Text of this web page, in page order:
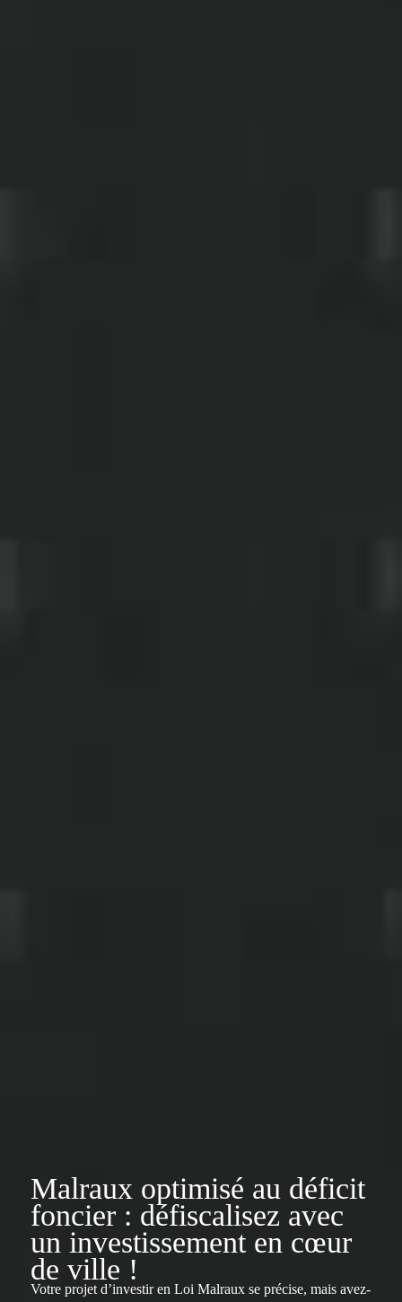
Malraux optimisé au déficit
foncier : défiscalisez avec
un investissement en cœur
de ville !
Votre projet d’investir en Loi Malraux se précise, mais avez-